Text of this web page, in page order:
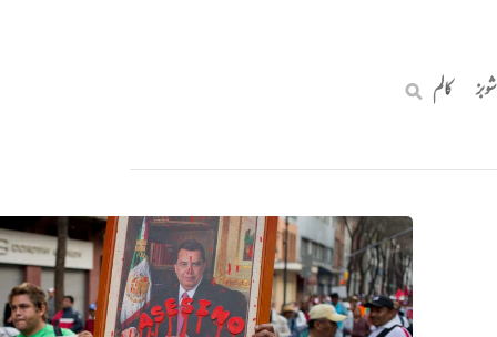
شوبز کالم